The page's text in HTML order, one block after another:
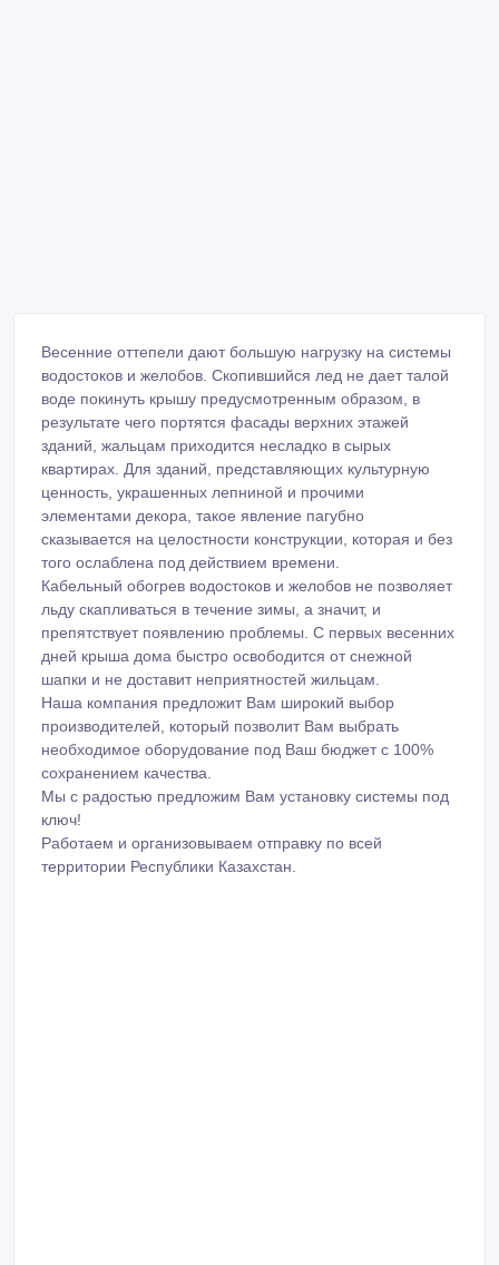
Весенние оттепели дают большую нагрузку на системы
водостоков и желобов. Скопившийся лед не дает талой
воде покинуть крышу предусмотренным образом, в
результате чего портятся фасады верхних этажей
зданий, жальцам приходится несладко в сырых
квартирах. Для зданий, представляющих культурную
ценность, украшенных лепниной и прочими
элементами декора, такое явление пагубно
сказывается на целостности конструкции, которая и без
того ослаблена под действием времени.
Кабельный обогрев водостоков и желобов не позволяет
льду скапливаться в течение зимы, а значит, и
препятствует появлению проблемы. С первых весенних
дней крыша дома быстро освободится от снежной
шапки и не доставит неприятностей жильцам.
Наша компания предложит Вам широкий выбор
производителей, который позволит Вам выбрать
необходимое оборудование под Ваш бюджет с 100%
сохранением качества.
Мы с радостью предложим Вам установку системы под
ключ!
Работаем и организовываем отправку по всей
территории Республики Казахстан.